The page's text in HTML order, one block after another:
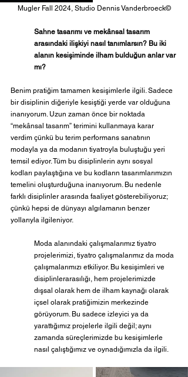
Mugler Fall 2024, Studio Dennis Vanderbroeck©
Sahne tasarımı ve mekânsal tasarım
arasındaki ilişkiyi nasıl tanımlarsın? Bu iki
alanın kesişiminde ilham bulduğun anlar var
mı?
Benim pratiğim tamamen kesişimlerle ilgili. Sadece
bir disiplinin diğeriyle kesiştiği yerde var olduğuna
inanıyorum. Uzun zaman önce bir noktada
“mekânsal tasarım” terimini kullanmaya karar
verdim çünkü bu terim performans sanatının
modayla ya da modanın tiyatroyla buluştuğu yeri
temsil ediyor. Tüm bu disiplinlerin aynı sosyal
kodları paylaştığına ve bu kodların tasarımlarımızın
temelini oluşturduğuna inanıyorum. Bu nedenle
farklı disiplinler arasında faaliyet gösterebiliyoruz;
çünkü hepsi de dünyayı algılamanın benzer
yollarıyla ilgileniyor.
Moda alanındaki çalışmalarımız tiyatro
projelerimizi, tiyatro çalışmalarımız da moda
çalışmalarımızı etkiliyor. Bu kesişimleri ve
disiplinlerarasılığı, hem projelerimizde
dışsal olarak hem de ilham kaynağı olarak
içsel olarak pratiğimizin merkezinde
görüyorum. Bu sadece izleyici ya da
yarattığımız projelerle ilgili değil; aynı
zamanda süreçlerimizde bu kesişimlerle
nasıl çalıştığımız ve oynadığımızla da ilgili.